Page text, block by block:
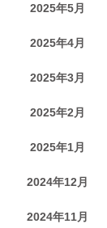
2025年5月
2025年4月
2025年3月
2025年2月
2025年1月
2024年12月
2024年11月